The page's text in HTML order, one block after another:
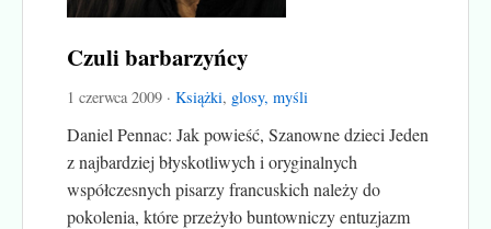
Czuli barbarzyńcy
1 czerwca 2009 · Książki, glosy, myśli
Daniel Pennac: Jak powieść, Szanowne dzieci Jeden
z najbardziej błyskotliwych i oryginalnych
współczesnych pisarzy francuskich należy do
pokolenia, które przeżyło buntowniczy entuzjazm